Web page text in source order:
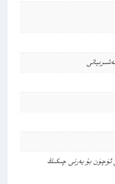
ئۈچۈن بۇ يەرنى چىكىڭ